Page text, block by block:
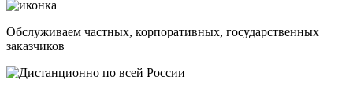
Обслуживаем частных, корпоративных, государственных
заказчиков